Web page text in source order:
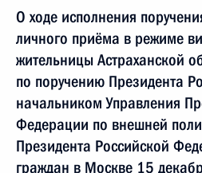
О ходе исполнения
личного приёма в режиме
жительницы Астраханской
по поручению Президента
начальником Управления
Федерации по внешней
Президента Российской
граждан в Москве 15